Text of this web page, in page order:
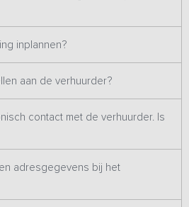
's avonds fraai verlicht is, beschikt
is perfect voor een drankje in de zon
door de fraai aangelegde tuin, relax
geniet op het terras van een
gesprek of neem een duik in de
alleen aan familie-groepen met
is bij dit vakantieadres niet
inplannen?
aan de verhuurder?
contact met de verhuurder. Is
adresgegevens bij het